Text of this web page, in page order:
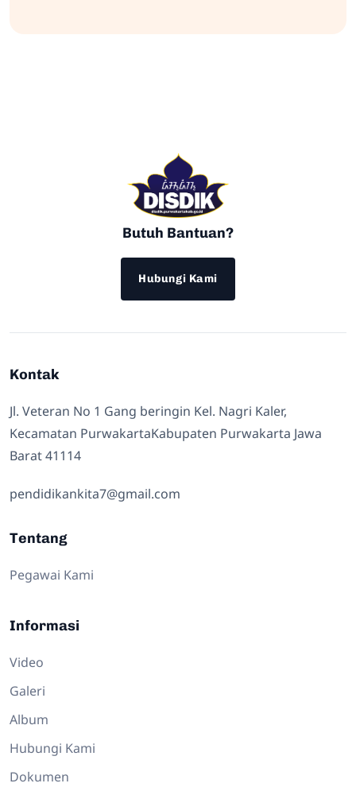
Butuh Bantuan?
Hubungi Kami
Kontak
Jl. Veteran No 1 Gang beringin Kel. Nagri Kaler,
Kecamatan PurwakartaKabupaten Purwakarta Jawa
Barat 41114
pendidikankita7@gmail.com
Tentang
Pegawai Kami
Informasi
Video
Galeri
Album
Hubungi Kami
Dokumen